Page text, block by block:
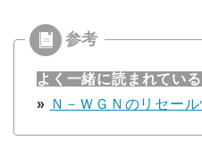
よく一緒に読まれてい
» Ｎ－ＷＧＮのリセール